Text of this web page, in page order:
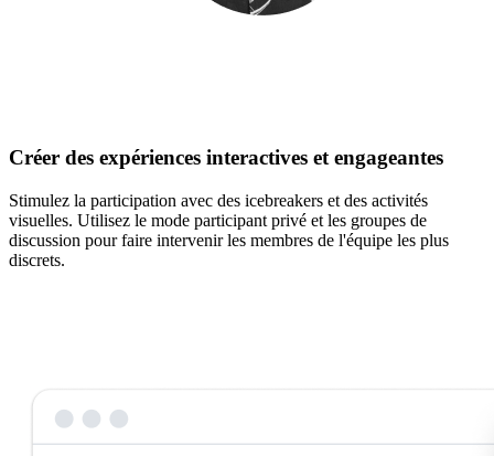
Créer des expériences interactives et engageantes
Stimulez la participation avec des icebreakers et des activités
visuelles. Utilisez le mode participant privé et les groupes de
discussion pour faire intervenir les membres de l'équipe les plus
discrets.